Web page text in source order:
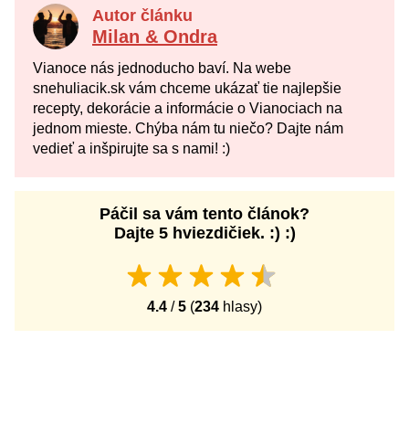
Autor článku
Milan & Ondra
Vianoce nás jednoducho baví. Na webe
snehuliacik.sk vám chceme ukázať tie najlepšie
recepty, dekorácie a informácie o Vianociach na
jednom mieste. Chýba nám tu niečo? Dajte nám
vedieť a inšpirujte sa s nami! :)
Páčil sa vám tento článok?
Dajte 5 hviezdičiek. :) :)
4.4 /5 (234 hlasy)